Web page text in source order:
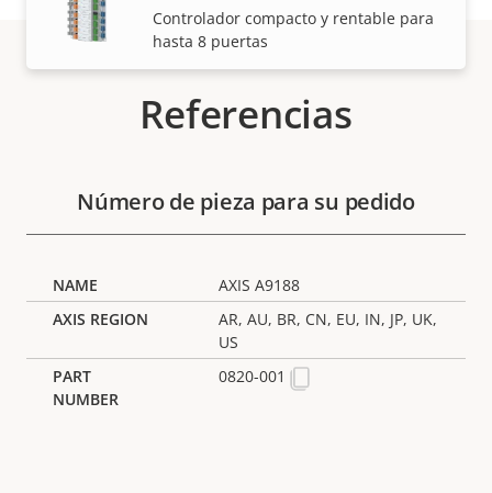
Controlador compacto y rentable para
hasta 8 puertas
Referencias
Número de pieza para su pedido
AXIS A9188
AR, AU, BR, CN, EU, IN, JP, UK,
US
0820-001